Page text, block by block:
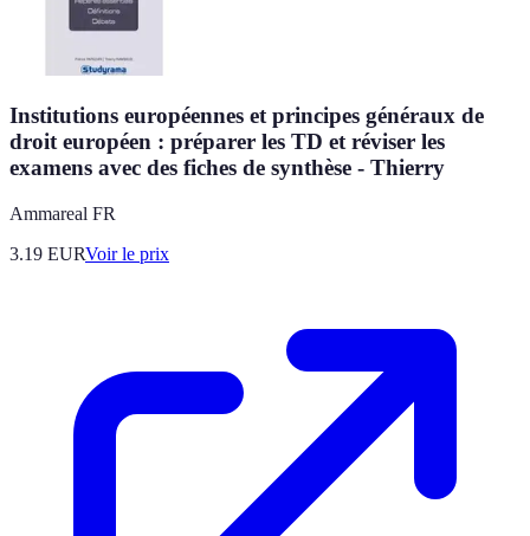
Institutions européennes et principes généraux de
droit européen : préparer les TD et réviser les
examens avec des fiches de synthèse - Thierry
Ammareal FR
3.19 EURVoir le prix